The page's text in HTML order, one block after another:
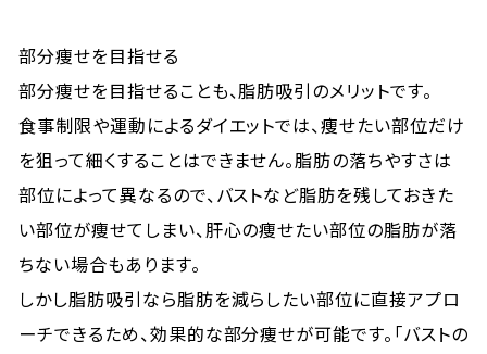
部分痩せを目指せる
部分痩せを目指せることも、脂肪吸引のメリットです。
食事制限や運動によるダイエットでは、痩せたい部位だけ
を狙って細くすることはできません。脂肪の落ちやすさは
部位によって異なるので、バストなど脂肪を残しておきた
い部位が痩せてしまい、肝心の痩せたい部位の脂肪が落
ちない場合もあります。
しかし脂肪吸引なら脂肪を減らしたい部位に直接アプロ
ーチできるため、効果的な部分痩せが可能です。「バストの